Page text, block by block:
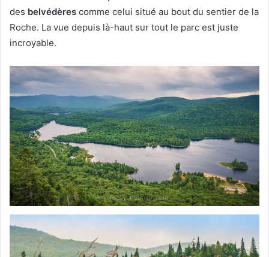
des belvédères comme celui situé au bout du sentier de la
Roche. La vue depuis là-haut sur tout le parc est juste
incroyable.